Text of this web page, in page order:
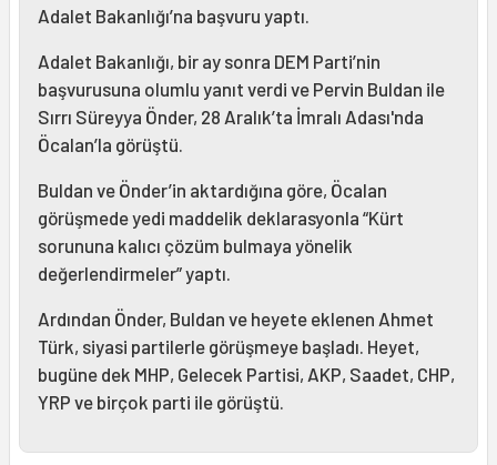
Adalet Bakanlığı’na başvuru yaptı.
Adalet Bakanlığı, bir ay sonra DEM Parti’nin
başvurusuna olumlu yanıt verdi ve Pervin Buldan ile
Sırrı Süreyya Önder, 28 Aralık’ta İmralı Adası'nda
Öcalan’la görüştü.
Buldan ve Önder’in aktardığına göre, Öcalan
görüşmede yedi maddelik deklarasyonla “Kürt
sorununa kalıcı çözüm bulmaya yönelik
değerlendirmeler” yaptı.
Ardından Önder, Buldan ve heyete eklenen Ahmet
Türk, siyasi partilerle görüşmeye başladı. Heyet,
bugüne dek MHP, Gelecek Partisi, AKP, Saadet, CHP,
YRP ve birçok parti ile görüştü.